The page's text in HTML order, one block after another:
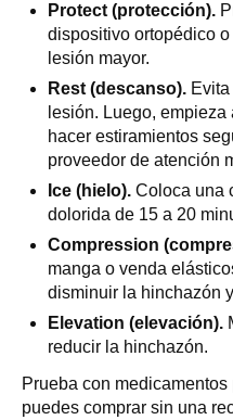
Protect (protección).
dispositivo ortopédico
lesión mayor.
Rest (descanso).
lesión. Luego,
hacer estiramientos
proveedor de atención
Ice (hielo). Coloca una
dolorida de 15 a 20
Compression
manga o venda
disminuir la hinchazón
Elevation (elevación).
reducir la hinchazón.
Prueba con
puedes comprar sin una